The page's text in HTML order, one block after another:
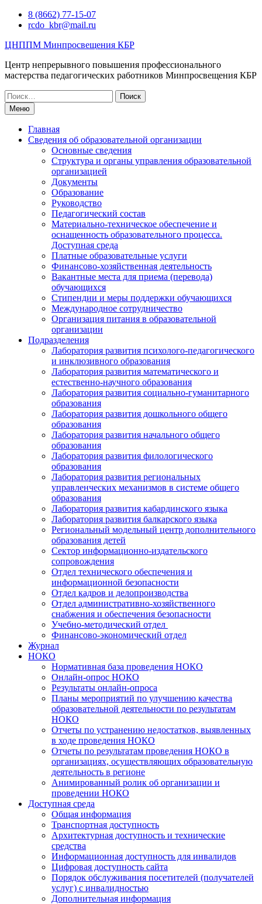
Перейти8 (8662) 77-15-07
rcdo_kbr@mail.ru
ЦНППМ Минпросвещения КБР
Центр непрерывного повышения профессионального
мастерства педагогических работников Минпросвещения КБР
Искать:
Меню
Главная
Сведения об образовательной организации
Основные сведения
Структура и органы управления образовательной
организацией
Документы
Образование
Руководство
Педагогический состав
Материально-техническое обеспечение и
оснащенность образовательного процесса.
Доступная среда
Платные образовательные услуги
Финансово-хозяйственная деятельность
Вакантные места для приема (перевода)
обучающихся
Стипендии и меры поддержки обучающихся
Международное сотрудничество
Организация питания в образовательной
организации
Подразделения
Лаборатория развития психолого-педагогического
и инклюзивного образования
Лаборатория развития математического и
естественно-научного образования
Лаборатория развития социально-гуманитарного
образования
Лаборатория развития дошкольного общего
образования
Лаборатория развития начального общего
образования
Лаборатория развития филологического
образования
Лаборатория развития региональных
управленческих механизмов в системе общего
образования
Лаборатория развития кабардинского языка
Лаборатория развития балкарского языка
Региональный модельный центр дополнительного
образования детей
Сектор информационно-издательского
сопровождения
Отдел технического обеспечения и
информационной безопасности
Отдел кадров и делопроизводства
Отдел административно-хозяйственного
снабжения и обеспечения безопасности
Учебно-методический отдел
Финансово-экономический отдел
Журнал
НОКО
Нормативная база проведения НОКО
Онлайн-опрос НОКО
Результаты онлайн-опроса
Планы мероприятий по улучшению качества
образовательной деятельности по результатам
НОКО
Отчеты по устранению недостатков, выявленных
в ходе проведения НОКО
Отчеты по результатам проведения НОКО в
организациях, осуществляющих образовательную
деятельность в регионе
Анимированный ролик об организации и
проведении НОКО
Доступная среда
Общая информация
Транспортная доступность
Архитектурная доступность и технические
средства
Информационная доступность для инвалидов
Цифровая доступность сайта
Порядок обслуживания посетителей (получателей
услуг) с инвалидностью
Дополнительная информация